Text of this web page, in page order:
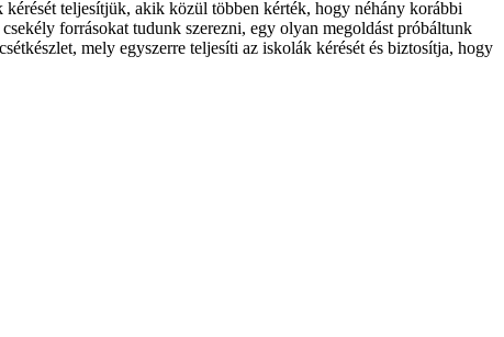
teljesítjük, akik közül többen kérték, hogy néhány korábbi
forrásokat tudunk szerezni, egy olyan megoldást próbáltunk
mely egyszerre teljesíti az iskolák kérését és biztosítja, hogy